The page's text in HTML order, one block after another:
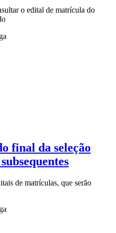
o edital de matrícula do
final da seleção
de matrículas, que serão